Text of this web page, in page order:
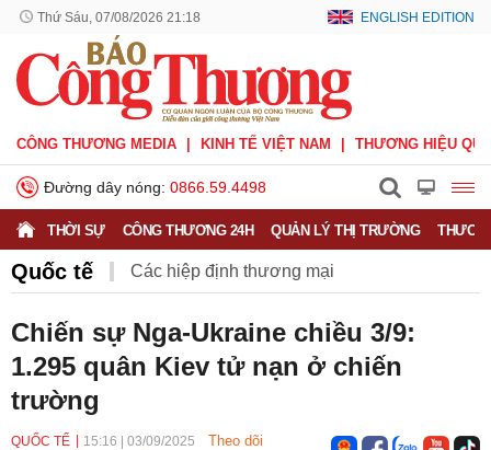
Thứ Sáu, 07/08/2026 21:18 ENGLISH EDITION
CÔNG THƯƠNG MEDIA KINH TẾ VIỆT NAM THƯƠNG HIỆU
Đường dây nóng: 0866.59.4498
THỜI SỰ CÔNG THƯƠNG 24H QUẢN LÝ THỊ TRƯỜNG
Quốc tế Các hiệp định thương mại
Hiệp định UKVFTA Thông tin thương vụ
Chiến sự Nga-Ukraine chiều 3/9:
1.295 quân Kiev tử nạn ở chiến
trường
QUỐC TẾ 15:16 03/09/2025
Theo dõi